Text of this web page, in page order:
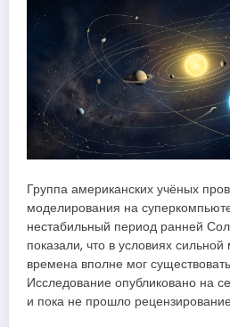
Группа американских учёных
моделирования на
нестабильный период ранней
показали, что в условиях
времена вполне мог
Исследование опубликовано на
и пока не прошло